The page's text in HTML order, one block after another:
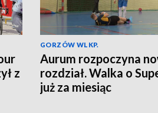
z
GORZÓW WLKP.
Aurum rozpoczyna
rozdział. Walka o
już za miesiąc